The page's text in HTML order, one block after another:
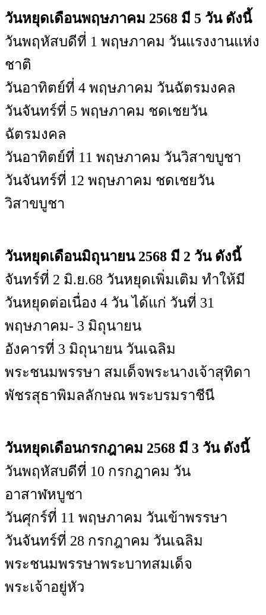
วันหยุดเดือนพฤษภาคม 2568 มี 5 วัน ดังนี้
วันพฤหัสบดีที่ 1 พฤษภาคม วันแรงงานแห่ง
ชาติ
วันอาทิตย์ที่ 4 พฤษภาคม วันฉัตรมงคล
วันจันทร์ที่ 5 พฤษภาคม ชดเชยวัน
ฉัตรมงคล
วันอาทิตย์ที่ 11 พฤษภาคม วันวิสาขบูชา
วันจันทร์ที่ 12 พฤษภาคม ชดเชยวัน
วิสาขบูชา
วันหยุดเดือนมิถุนายน 2568 มี 2 วัน ดังนี้
จันทร์ที่ 2 มิ.ย.68 วันหยุดเพิ่มเติม ทำให้มี
วันหยุดต่อเนื่อง 4 วัน ได้แก่ วันที่ 31
พฤษภาคม- 3 มิถุนายน
อังคารที่ 3 มิถุนายน วันเฉลิม
พระชนมพรรษา สมเด็จพระนางเจ้าสุทิดา
พัชรสุธาพิมลลักษณ พระบรมราชีนี
วันหยุดเดือนกรกฎาคม 2568 มี 3 วัน ดังนี้
วันพฤหัสบดีที่ 10 กรกฎาคม วัน
อาสาฬหบูชา
วันศุกร์ที่ 11 พฤษภาคม วันเข้าพรรษา
วันจันทร์ที่ 28 กรกฎาคม วันเฉลิม
พระชนมพรรษาพระบาทสมเด็จ
พระเจ้าอยู่หัว